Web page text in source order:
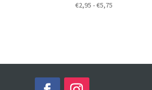
€2,95 -€5,75